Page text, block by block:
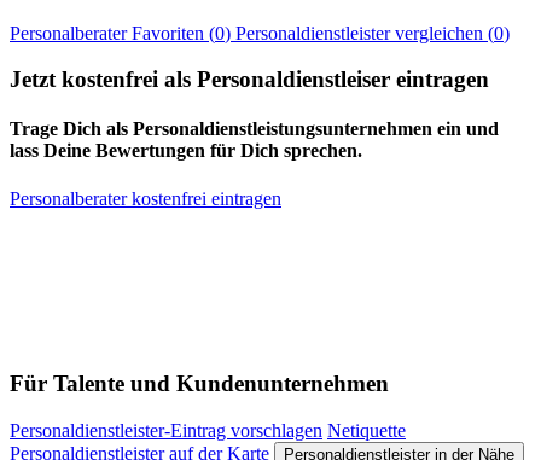
PersonalberaterFavoriten (0) Personaldienstleistervergleichen (0)
Jetzt kostenfrei als Personaldienstleiser eintragen
Trage Dich als Personaldienstleistungsunternehmen ein und
lass Deine Bewertungen für Dich sprechen.
Personalberater kostenfrei eintragen
Für Talente und Kundenunternehmen
Personaldienstleister-Eintrag vorschlagen Netiquette
Personaldienstleister auf der Karte
Personaldienstleister in der Nähe